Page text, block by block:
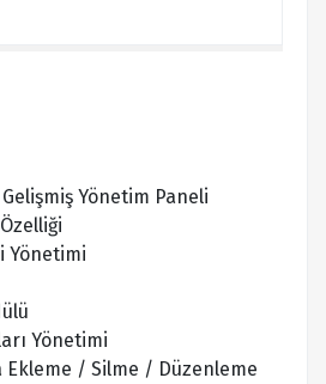
Yönetim Paneli
Yönetimi
Yönetimi
Ekleme / Silme / Düzenleme